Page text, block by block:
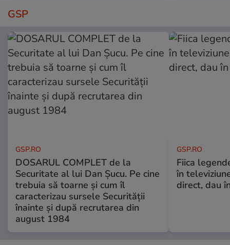
GSP
GSP.RO
DOSARUL COMPLET de la
Securitate al lui Dan Șucu. Pe cine
trebuia să toarne și cum îl
caracterizau sursele Securității
înainte și după recrutarea din
august 1984
GSP.RO
Fiica
în
direct, dau